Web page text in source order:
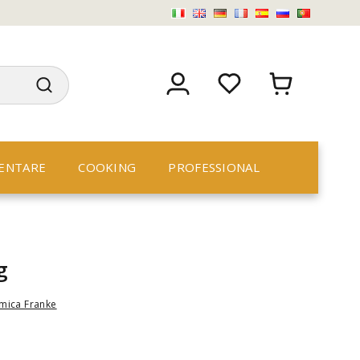
COOKING PROFESSIONAL
Franke